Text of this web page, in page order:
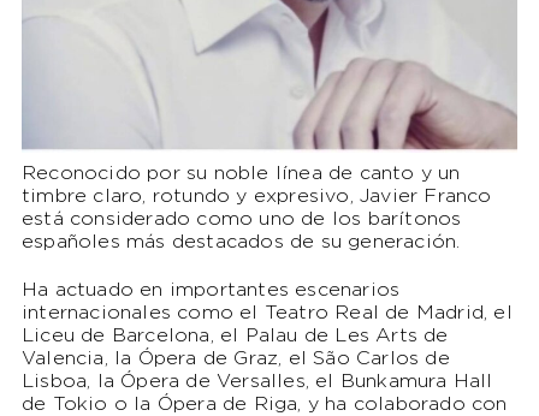
Reconocido por su noble línea de canto y un
timbre claro, rotundo y expresivo, Javier Franco
está considerado como uno de los barítonos
españoles más destacados de su generación.
Ha actuado en importantes escenarios
internacionales como el Teatro Real de Madrid, el
Liceu de Barcelona, el Palau de Les Arts de
Valencia, la Ópera de Graz, el São Carlos de
Lisboa, la Ópera de Versalles, el Bunkamura Hall
de Tokio o la Ópera de Riga, y ha colaborado con